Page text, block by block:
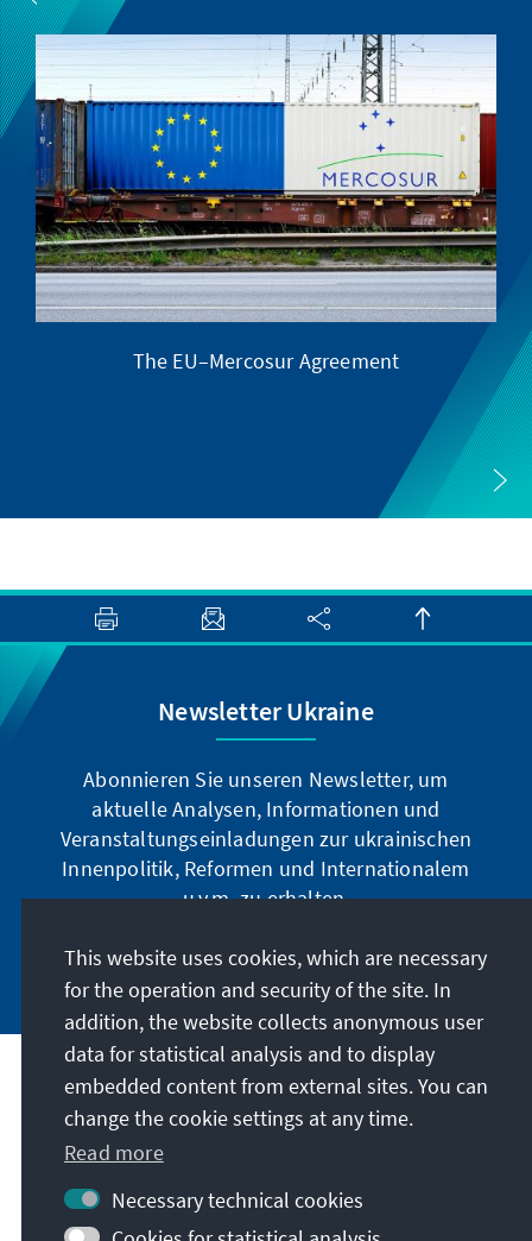
The EU–Mercosur Agreement
Newsletter Ukraine
Abonnieren Sie unseren Newsletter, um
aktuelle Analysen, Informationen und
Veranstaltungseinladungen zur ukrainischen
Innenpolitik, Reformen und Internationalem
u.v.m. zu erhalten.
Jetzt abonnieren
Address
Contact
Visit also
This website uses cookies, which are necessary
for the operation and security of the site. In
addition, the website collects anonymous user
data for statistical analysis and to display
embedded content from external sites. You can
change the cookie settings at any time.
Read more
Necessary technical cookies